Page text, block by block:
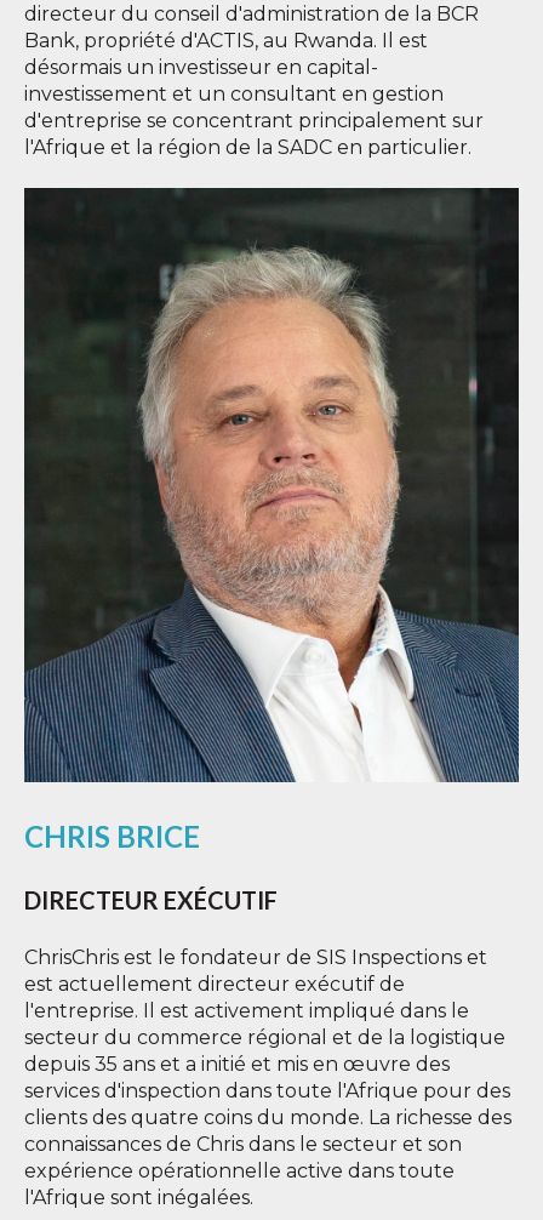
directeur du conseil d'administration de la BCR
Bank, propriété d'ACTIS, au Rwanda. Il est
désormais un investisseur en capital-
investissement et un consultant en gestion
d'entreprise se concentrant principalement sur
l'Afrique et la région de la SADC en particulier.
CHRIS BRICE
DIRECTEUR EXÉCUTIF
ChrisChris est le fondateur de SIS Inspections et
est actuellement directeur exécutif de
l'entreprise. Il est activement impliqué dans le
secteur du commerce régional et de la logistique
depuis 35 ans et a initié et mis en œuvre des
services d'inspection dans toute l'Afrique pour des
clients des quatre coins du monde. La richesse des
connaissances de Chris dans le secteur et son
expérience opérationnelle active dans toute
l'Afrique sont inégalées.